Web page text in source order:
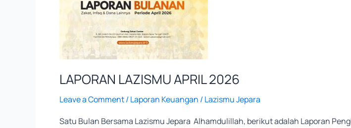
LAPORAN LAZISMU APRIL 2026
Leave a Comment/ Laporan Keuangan / Lazismu Jepara
Satu Bulan Bersama Lazismu Jepara Alhamdulillah, berikut adalah Laporan